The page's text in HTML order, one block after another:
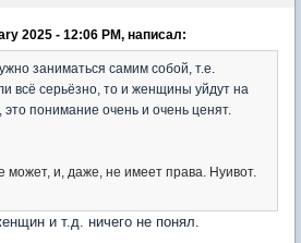
2025 - 12:06 PM, написал:
заниматься самим собой, т.е.
всё серьёзно, то и женщины уйдут на
понимание очень и очень ценят.
может, и, даже, не имеет права. Нуивот.
и т.д. ничего не понял.